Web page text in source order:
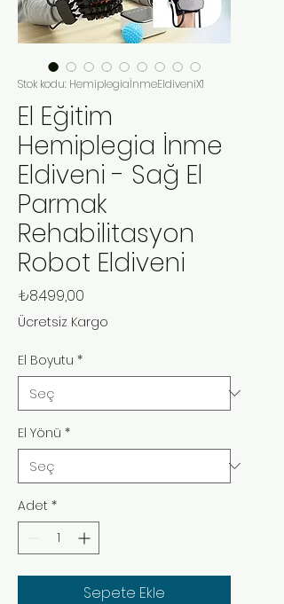
Stok kodu: HemiplegiaİnmeEldiveniX1
El Eğitim
Hemiplegia İnme
Eldiveni - Sağ El
Parmak
Rehabilitasyon
Robot Eldiveni
₺8.499,00
Ücretsiz Kargo
El Boyutu *
El Yönü *
Adet *
Sepete Ekle